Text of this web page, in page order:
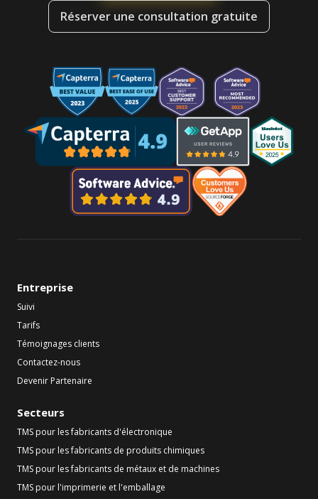
Réserver une consultation gratuite
Entreprise
Suivi
Tarifs
Témoignages clients
Contactez-nous
Devenir Partenaire
Secteurs
TMS pour les fabricants d'électronique
TMS pour les fabricants de produits chimiques
TMS pour les fabricants de métaux et de machines
TMS pour l'imprimerie et l'emballage